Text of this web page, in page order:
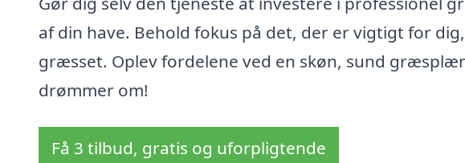
af din have. Behold fokus på det, der er vigtigt for
græsset. Oplev fordelene ved en skøn, sund
drømmer om!
Få 3 tilbud, gratis og uforpligtende